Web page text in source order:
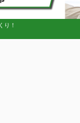
り！